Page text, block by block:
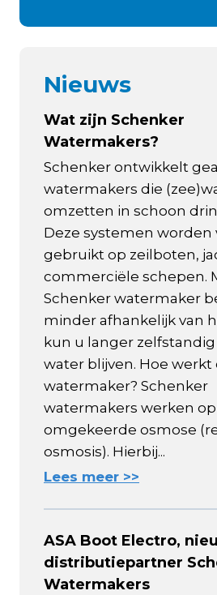
Nieuws
Wat zijn Schenker
Watermakers?
Schenker ontwikkelt
watermakers die
omzetten in schoon
Deze systemen worden
gebruikt op zeilboten,
commerciële schepen.
Schenker watermaker
minder afhankelijk van
kun u langer
water blijven. Hoe werkt
watermaker? Schenker
watermakers werken op
omgekeerde osmose
osmosis). Hierbij...
Lees meer >>
ASA Boot Electro,
distributiepartner
Watermakers